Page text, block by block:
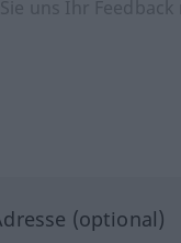
(optional)